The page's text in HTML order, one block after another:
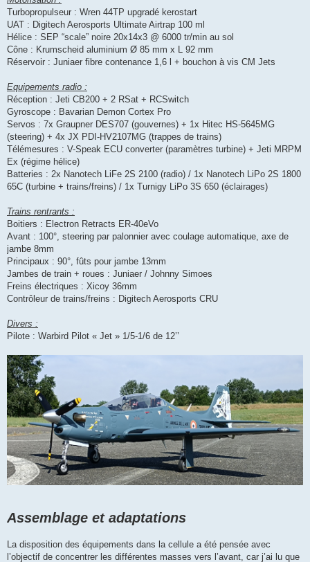
Turbopropulseur : Wren 44TP upgradé kerostart
UAT : Digitech Aerosports Ultimate Airtrap 100 ml
Hélice : SEP “scale” noire 20x14x3 @ 6000 tr/min au sol
Cône : Krumscheid aluminium Ø 85 mm x L 92 mm
Réservoir : Juniaer fibre contenance 1,6 l + bouchon à vis CM Jets
Equipements radio :
Réception : Jeti CB200 + 2 RSat + RCSwitch
Gyroscope : Bavarian Demon Cortex Pro
Servos : 7x Graupner DES707 (gouvernes) + 1x Hitec HS-5645MG
(steering) + 4x JX PDI-HV2107MG (trappes de trains)
Télémesures : V-Speak ECU converter (paramètres turbine) + Jeti MRPM
Ex (régime hélice)
Batteries : 2x Nanotech LiFe 2S 2100 (radio) / 1x Nanotech LiPo 2S 1800
65C (turbine + trains/freins) / 1x Turnigy LiPo 3S 650 (éclairages)
Trains rentrants :
Boitiers : Electron Retracts ER-40eVo
Avant : 100°, steering par palonnier avec coulage automatique, axe de
jambe 8mm
Principaux : 90°, fûts pour jambe 13mm
Jambes de train + roues : Juniaer / Johnny Simoes
Freins électriques : Xicoy 36mm
Contrôleur de trains/freins : Digitech Aerosports CRU
Divers :
Pilote : Warbird Pilot « Jet » 1/5-1/6 de 12’’
Assemblage et adaptations
La disposition des équipements dans la cellule a été pensée avec
l’objectif de concentrer les différentes masses vers l’avant, car j’ai lu que